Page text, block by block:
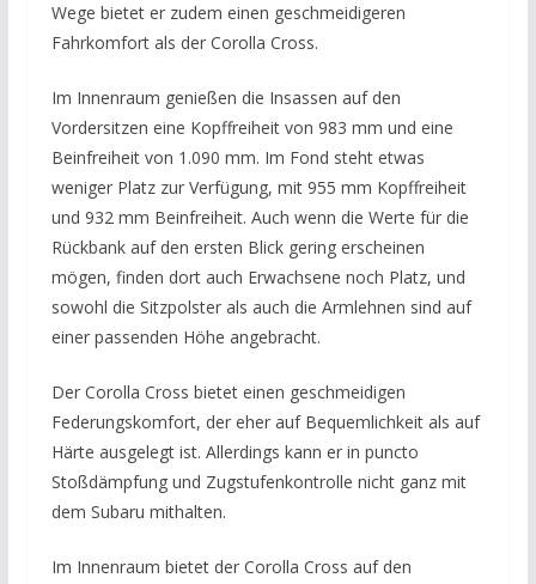
Wege bietet er zudem einen geschmeidigeren
Fahrkomfort als der Corolla Cross.
Im Innenraum genießen die Insassen auf den
Vordersitzen eine Kopffreiheit von 983 mm und eine
Beinfreiheit von 1.090 mm. Im Fond steht etwas
weniger Platz zur Verfügung, mit 955 mm Kopffreiheit
und 932 mm Beinfreiheit. Auch wenn die Werte für die
Rückbank auf den ersten Blick gering erscheinen
mögen, finden dort auch Erwachsene noch Platz, und
sowohl die Sitzpolster als auch die Armlehnen sind auf
einer passenden Höhe angebracht.
Der Corolla Cross bietet einen geschmeidigen
Federungskomfort, der eher auf Bequemlichkeit als auf
Härte ausgelegt ist. Allerdings kann er in puncto
Stoßdämpfung und Zugstufenkontrolle nicht ganz mit
dem Subaru mithalten.
Im Innenraum bietet der Corolla Cross auf den